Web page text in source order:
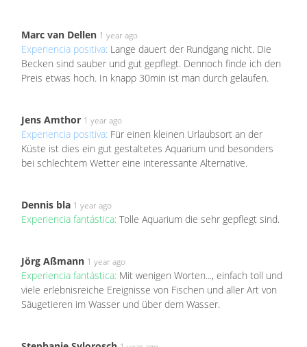
Marc van Dellen 1 year ago
Experiencia positiva: Lange dauert der Rundgang nicht. Die
Becken sind sauber und gut gepflegt. Dennoch finde ich den
Preis etwas hoch. In knapp 30min ist man durch gelaufen.
Jens Amthor 1 year ago
Experiencia positiva: Für einen kleinen Urlaubsort an der
Küste ist dies ein gut gestaltetes Aquarium und besonders
bei schlechtem Wetter eine interessante Alternative.
Dennis bla 1 year ago
Experiencia fantástica: Tolle Aquarium die sehr gepflegt sind.
Jörg Aßmann 1 year ago
Experiencia fantástica: Mit wenigen Worten..., einfach toll und
viele erlebnisreiche Ereignisse von Fischen und aller Art von
Säugetieren im Wasser und über dem Wasser.